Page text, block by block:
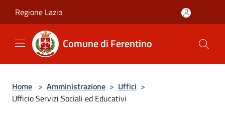
Regione Lazio
Comune di Ferentino
Home > Amministrazione > Uffici >
Ufficio Servizi Sociali ed Educativi